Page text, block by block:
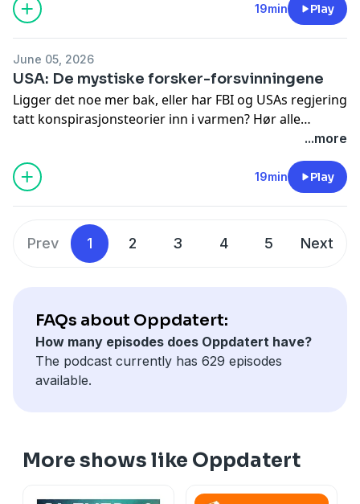
19min Play
June 05, 2026
USA: De mystiske forsker-forsvinningene
Ligger det noe mer bak, eller har FBI og USAs regjering
tatt konspirasjonsteorier inn i varmen? Hør alle
...more
19min Play
Prev 1 2 3 4 5 Next
FAQs about Oppdatert:
How many episodes does Oppdatert have?
The podcast currently has 629 episodes
available.
More shows like Oppdatert